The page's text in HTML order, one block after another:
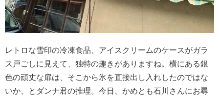
レトロな雪印の冷凍食品、アイスクリームのケースがガラ
ス戸ごしに見えて、独特の趣きがありますね。横にある銀
色の頑丈な扉は、そこから氷を直接出し入れしたのではな
いか、とダンナ君の推理。今日、かめとも石川さんにお尋